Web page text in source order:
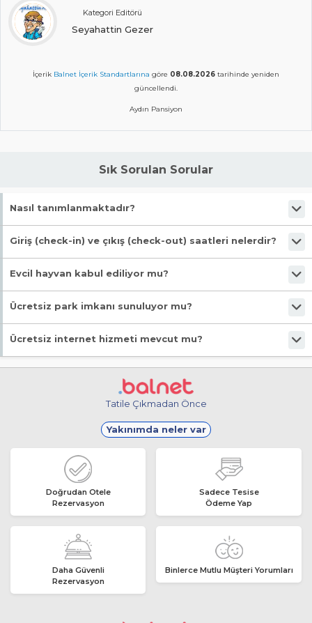
Kategori Editörü
Seyahattin Gezer
İçerik Balnet İçerik Standartlarına göre 08.08.2026 tarihinde yeniden
güncellendi.
Aydın Pansiyon
Sık Sorulan Sorular
Nasıl tanımlanmaktadır?
Tesis Pansiyon statüsündedir. Öne çıkan özellikleri "Denize Yakın, Wifi,
Giriş (check-in) ve çıkış (check-out) saatleri nelerdir?
Giriş en erken 13:00, çıkış en geç 10:00 saatindedir.
Evcil hayvan kabul ediliyor mu?
Malesef, evcil hayvan kabul edilmiyor!
Ücretsiz park imkanı sunuluyor mu?
Evet, ücretsiz park imkanı mevcut.
Ücretsiz internet hizmeti mevcut mu?
Evet, ücretsiz internet hizmeti sunuluyor.
Tatile Çıkmadan Önce
Yakınımda neler var
Doğrudan Otele
Rezervasyon
Sadece Tesise
Ödeme Yap
Daha Güvenli
Rezervasyon
Binlerce Mutlu Müşteri Yorumları